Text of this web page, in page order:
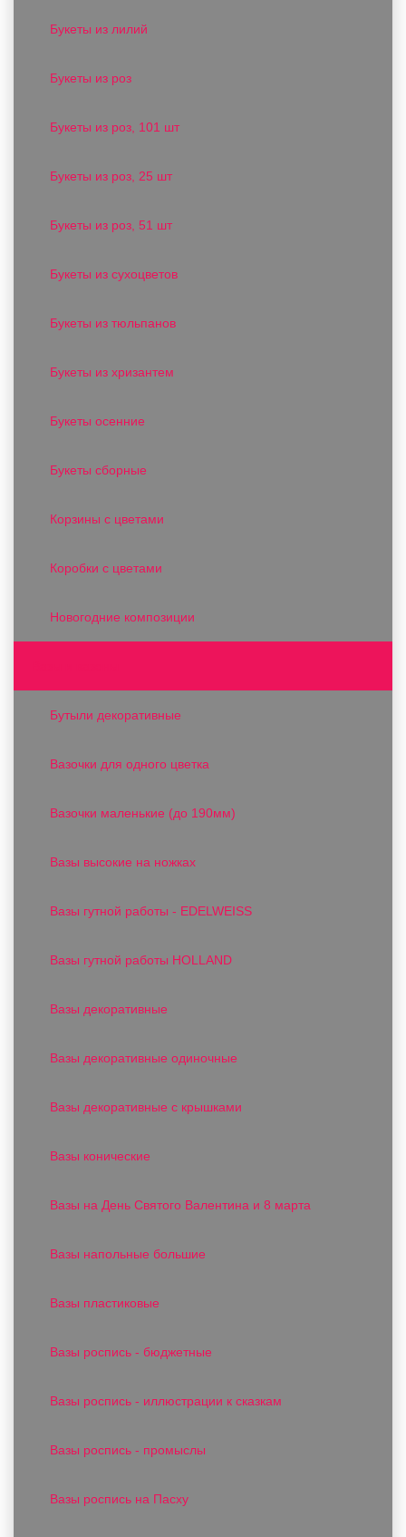
Букеты из лилий
Букеты из роз
Букеты из роз, 101 шт
Букеты из роз, 25 шт
Букеты из роз, 51 шт
Букеты из сухоцветов
Букеты из тюльпанов
Букеты из хризантем
Букеты осенние
Букеты сборные
Корзины с цветами
Коробки с цветами
Новогодние композиции
Бутыли декоративные
Вазочки для одного цветка
Вазочки маленькие (до 190мм)
Вазы высокие на ножках
Вазы гутной работы - EDELWEISS
Вазы гутной работы HOLLAND
Вазы декоративные
Вазы декоративные одиночные
Вазы декоративные с крышками
Вазы конические
Вазы на День Святого Валентина и 8 марта
Вазы напольные большие
Вазы пластиковые
Вазы роспись - бюджетные
Вазы роспись - иллюстрации к сказкам
Вазы роспись - промыслы
Вазы роспись на Пасху